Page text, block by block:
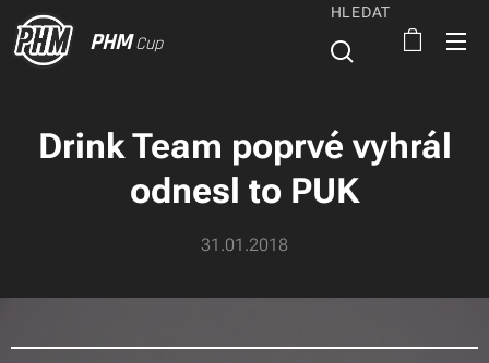
PHMCup
HLEDAT
Drink Team poprvé vyhrál
odnesl to PUK
31.01.2018